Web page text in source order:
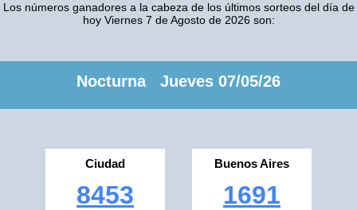
Los números ganadores a la cabeza de los últimos sorteos del día de
hoy Viernes 7 de Agosto de 2026 son:
Nocturna Jueves 07/05/26
Ciudad
8453
Buenos Aires
1691